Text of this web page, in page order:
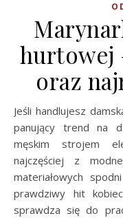
hurtowej
oraz
Jeśli handlujesz damską odzieżą, to być może zauważyłeś
panujący trend na
męskim strojem
najczęściej z
materiałowych
prawdziwy hit
sprawdza się do